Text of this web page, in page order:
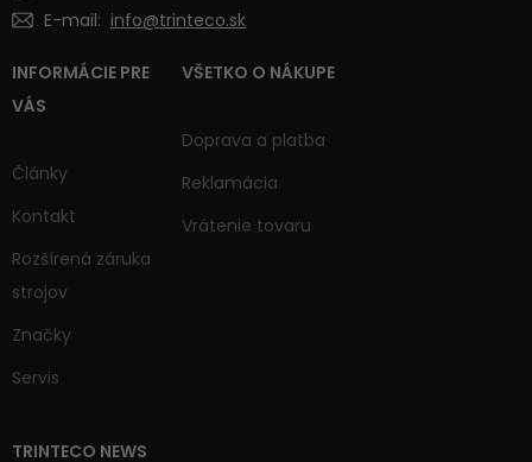
E-mail: info@trinteco.sk
INFORMÁCIE PRE
VÁS
Články
Kontakt
Rozšírená záruka
strojov
Značky
Servis
VŠETKO O NÁKUPE
Doprava a platba
Reklamácia
Vrátenie tovaru
TRINTECO NEWS